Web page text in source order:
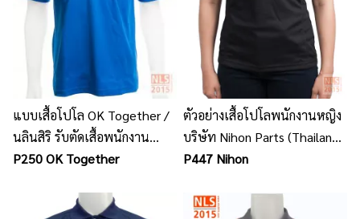
แบบเสื้อโปโล OK Together /
นลินสิริ รับตัดเสื้อพนักงาน
โปโล พร้อมปักโลโก้
P250 OK Together
ตัวอย่างเสื้อโปโลพนักงานหญิง
บริษัท Nihon Parts (Thailand)
Co.,Ltd. / นลินสิริ รับผลิตเสื้อ
P447 Nihon